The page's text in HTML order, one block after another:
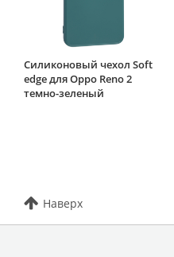
Силиконовый чехол Soft
edge для Oppo Reno 2
темно-зеленый
Наверх